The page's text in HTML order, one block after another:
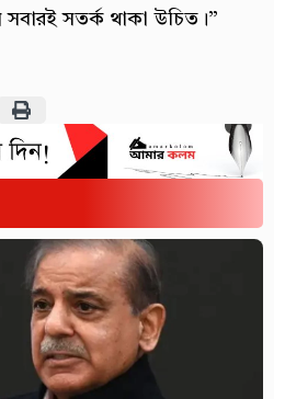
সবারই সতর্ক থাকা উচিত।”